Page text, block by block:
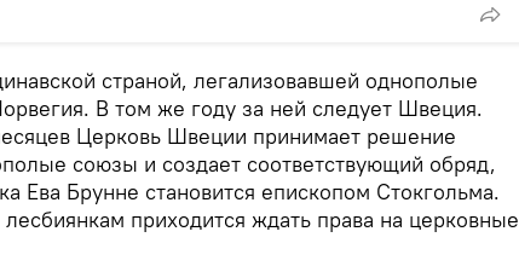
страной, легализовавшей однополые
В том же году за ней следует Швеция.
Церковь Швеции принимает решение
союзы и создает соответствующий обряд,
Ева Брунне становится епископом Стокгольма.
приходится ждать права на церковные